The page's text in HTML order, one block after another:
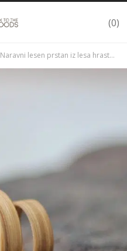
0
Naravni lesen prstan iz lesa hrasta – par